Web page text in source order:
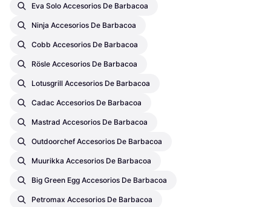
Eva Solo Accesorios De Barbacoa
Ninja Accesorios De Barbacoa
Cobb Accesorios De Barbacoa
Rösle Accesorios De Barbacoa
Lotusgrill Accesorios De Barbacoa
Cadac Accesorios De Barbacoa
Mastrad Accesorios De Barbacoa
Outdoorchef Accesorios De Barbacoa
Muurikka Accesorios De Barbacoa
Big Green Egg Accesorios De Barbacoa
Petromax Accesorios De Barbacoa